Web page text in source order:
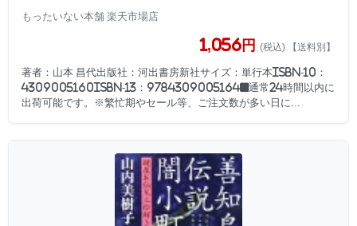
もったいない本舗 楽天市場店
1,056円 (税込) 【送料別】
著者：山本 昌代出版社：河出書房新社サイズ：単行本ISBN-10：
4309005160ISBN-13：9784309005164■通常24時間以内に
出荷可能です。※繁忙期やセール等、ご注文数が多い日に...